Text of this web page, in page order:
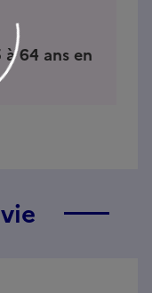
64 ans en